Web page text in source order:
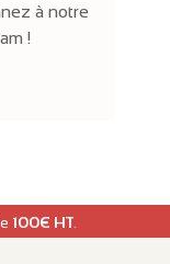
à notre
!
100€ HT.